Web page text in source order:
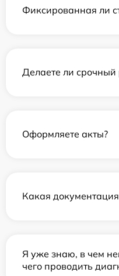
Фиксированная ли
Делаете ли срочный
Оформляете акты?
Какая
Я уже знаю, в чем
чего проводить